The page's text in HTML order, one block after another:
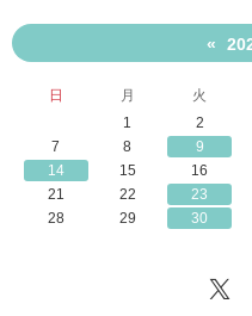
«
日 月 火
1
2
7
8 9
14
15 16
21
22 23
28
29 30